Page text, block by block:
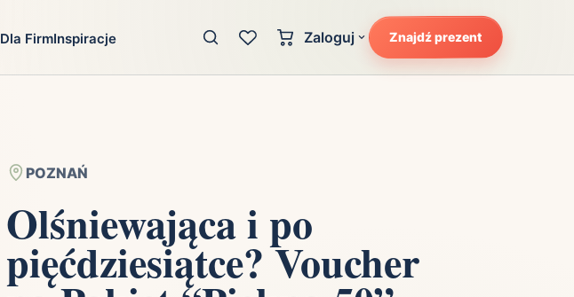
Imieniny
Narodziny dziecka
Parapetówka
Rocznica
Lans i błysk reflektorów
Magię
Moc
Dla FirmInspiracje Zaloguj Znajdź prezent
POZNAŃ
Olśniewająca i po
pięćdziesiątce? Voucher